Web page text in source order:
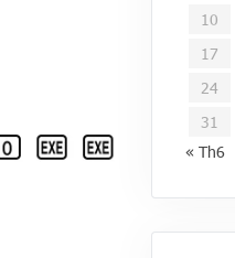
10
17
24
31
« Th6